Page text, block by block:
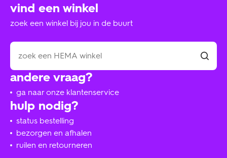
hulp nodig?
status bestelling
bezorgen en afhalen
ruilen en retourneren
andere vraag?
ga naar onze klantenservice
vind een winkel
zoek een winkel bij jou in de buurt